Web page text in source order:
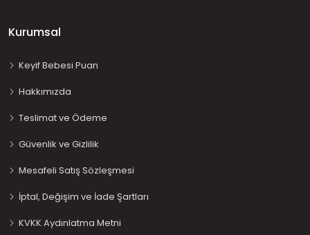
Kurumsal
Keyif Bebesi Puan
Hakkımızda
Teslimat ve Ödeme
Güvenlik ve Gizlilik
Mesafeli Satış Sözleşmesi
İptal, Değişim ve İade Şartları
KVKK Aydınlatma Metni